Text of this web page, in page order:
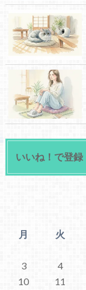
いいね！で登録
月
火
3
4
10
11